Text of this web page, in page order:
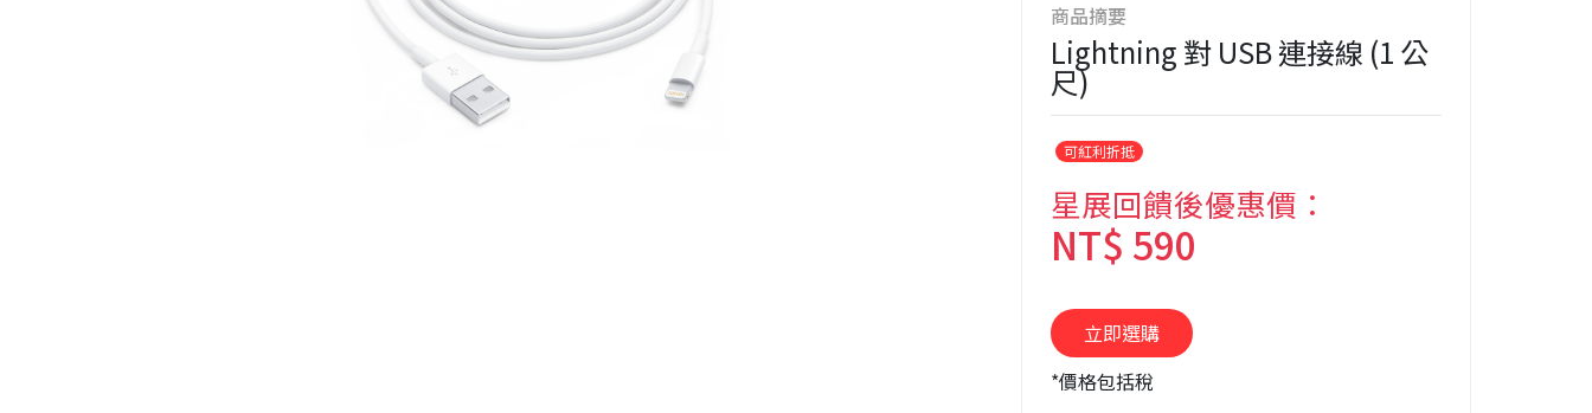
商品摘要
Lightning 對 USB 連接線 (1 公
尺)
可紅利折抵
星展回饋後優惠價：
NT$ 590
*價格包括稅